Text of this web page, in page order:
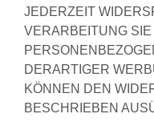
JEDERZEIT
VERARBEITUNG
DERARTIGER
KÖNNEN DEN
BESCHRIEBEN